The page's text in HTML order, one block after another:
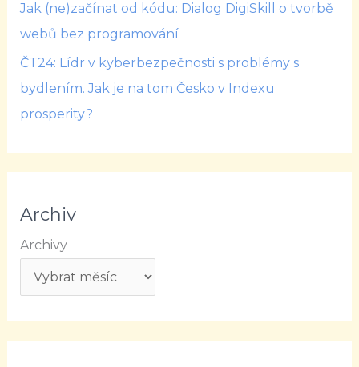
Jak (ne)začínat od kódu: Dialog DigiSkill o tvorbě
webů bez programování
ČT24: Lídr v kyberbezpečnosti s problémy s
bydlením. Jak je na tom Česko v Indexu
prosperity?
Archiv
Archivy